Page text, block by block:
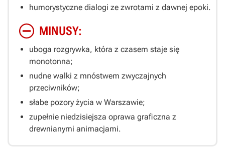
humorystyczne dialogi ze zwrotami z dawnej epoki.
MINUSY:
uboga rozgrywka, która z czasem staje się
monotonna;
nudne walki z mnóstwem zwyczajnych
przeciwników;
słabe pozory życia w Warszawie;
zupełnie niedzisiejsza oprawa graficzna z
drewnianymi animacjami.